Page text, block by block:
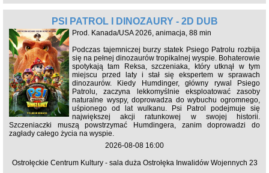
PSI PATROL I DINOZAURY - 2D DUB
Prod. Kanada/USA 2026, animacja, 88 min
Podczas tajemniczej burzy statek Psiego Patrolu rozbija
się na pełnej dinozaurów tropikalnej wyspie. Bohaterowie
spotykają tam Reksa, szczeniaka, który utknął w tym
miejscu przed laty i stał się ekspertem w sprawach
dinozaurów. Kiedy Humdinger, główny rywal Psiego
Patrolu, zaczyna lekkomyślnie eksploatować zasoby
naturalne wyspy, doprowadza do wybuchu ogromnego,
uśpionego od lat wulkanu. Psi Patrol podejmuje się
największej akcji ratunkowej w swojej historii.
Szczeniaczki muszą powstrzymać Humdingera, zanim doprowadzi do
zagłady całego życia na wyspie.
2026-08-08 16:00
Ostrołęckie Centrum Kultury - sala duża Ostrołęka Inwalidów Wojennych 23